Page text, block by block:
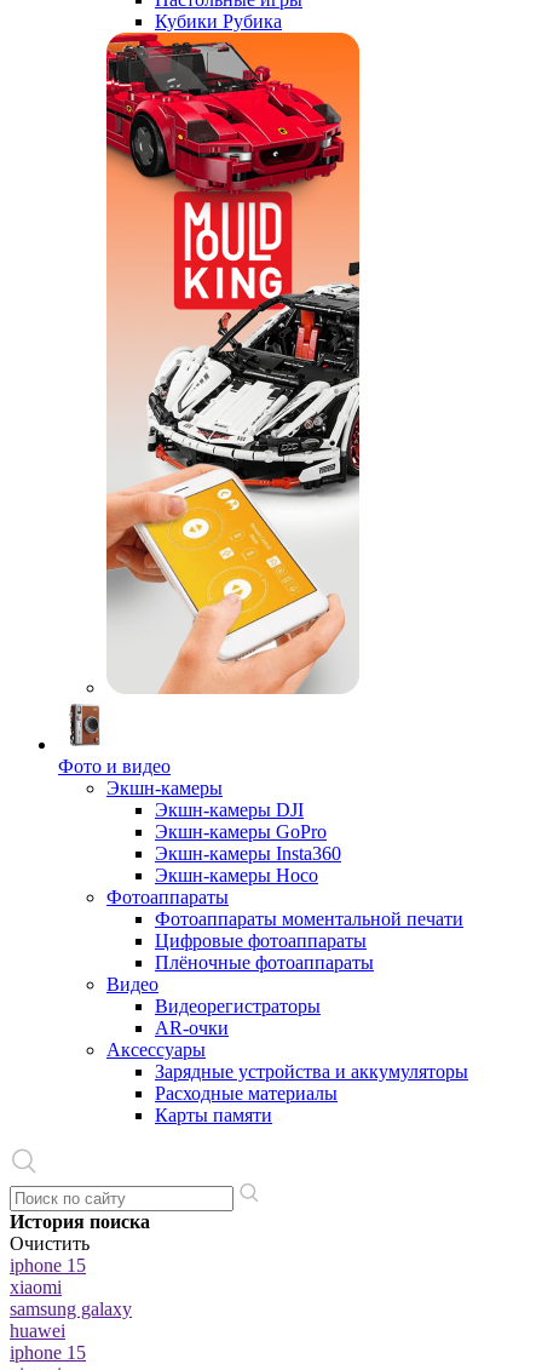
Кубики Рубика
Фото и видео
Экшн-камеры
Экшн-камеры DJI
Экшн-камеры GoPro
Экшн-камеры Insta360
Экшн-камеры Hoco
Фотоаппараты
Фотоаппараты моментальной печати
Цифровые фотоаппараты
Плёночные фотоаппараты
Видео
Видеорегистраторы
AR-очки
Аксессуары
Зарядные устройства и аккумуляторы
Расходные материалы
Карты памяти
История поиска
Очистить
iphone 15
xiaomi
samsung galaxy
huawei
iphone 15